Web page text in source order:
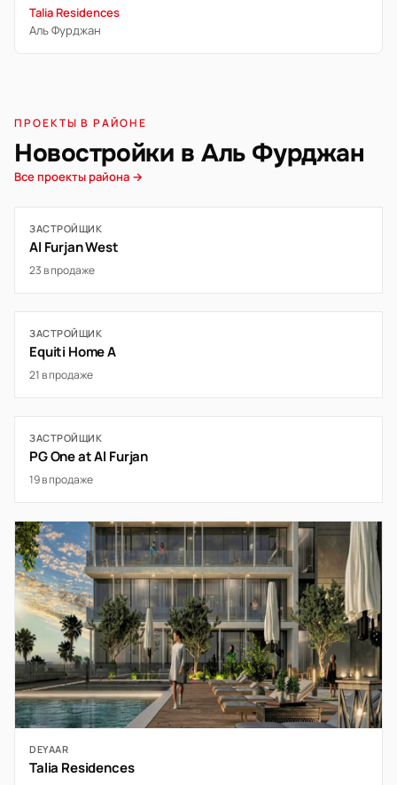
Talia Residences
Аль Фурджан
ПРОЕКТЫ В РАЙОНЕ
Новостройки в Аль Фурджан
Все проекты района →
ЗАСТРОЙЩИК
Al Furjan West
23 в продаже
ЗАСТРОЙЩИК
Equiti Home A
21 в продаже
ЗАСТРОЙЩИК
PG One at Al Furjan
19 в продаже
DEYAAR
Talia Residences